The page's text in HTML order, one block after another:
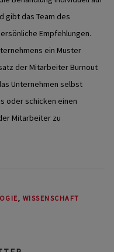
gibt das Team des
Empfehlungen.
ein Muster
der Mitarbeiter Burnout
Unternehmen selbst
oder schicken einen
Mitarbeiter zu
, WISSENSCHAFT